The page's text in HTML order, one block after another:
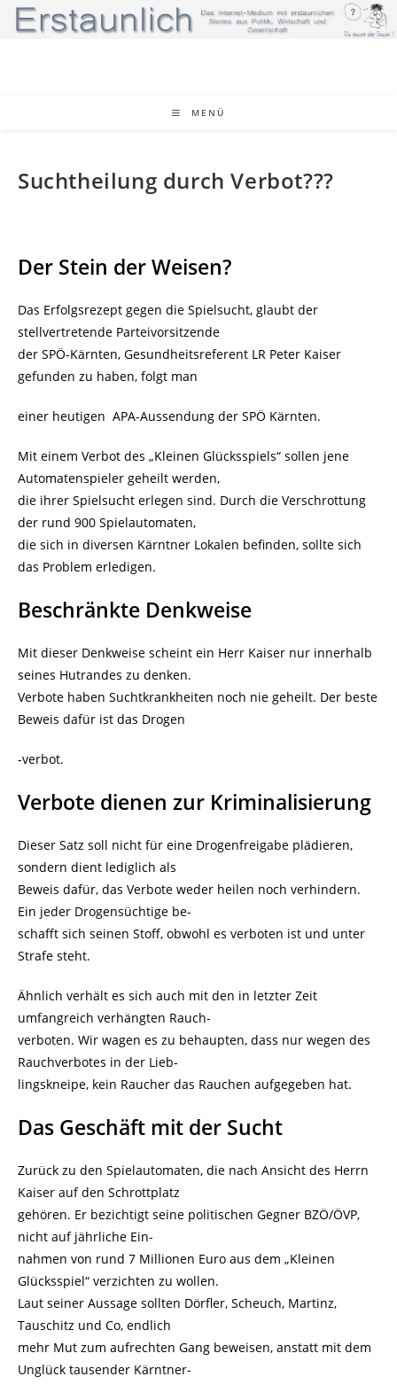
Zum
Inhalt
MENÜ
Suchtheilung durch Verbot???
Der Stein der Weisen?
Das Erfolgsrezept gegen die Spielsucht, glaubt der
stellvertretende Parteivorsitzende
der SPÖ-Kärnten, Gesundheitsreferent LR Peter Kaiser
gefunden zu haben, folgt man
einer heutigen APA-Aussendung der SPÖ Kärnten.
Mit einem Verbot des „Kleinen Glücksspiels“ sollen jene
Automatenspieler geheilt werden,
die ihrer Spielsucht erlegen sind. Durch die Verschrottung
der rund 900 Spielautomaten,
die sich in diversen Kärntner Lokalen befinden, sollte sich
das Problem erledigen.
Beschränkte Denkweise
Mit dieser Denkweise scheint ein Herr Kaiser nur innerhalb
seines Hutrandes zu denken.
Verbote haben Suchtkrankheiten noch nie geheilt. Der beste
Beweis dafür ist das Drogen
-verbot.
Verbote dienen zur Kriminalisierung
Dieser Satz soll nicht für eine Drogenfreigabe plädieren,
sondern dient lediglich als
Beweis dafür, das Verbote weder heilen noch verhindern.
Ein jeder Drogensüchtige be-
schafft sich seinen Stoff, obwohl es verboten ist und unter
Strafe steht.
Ähnlich verhält es sich auch mit den in letzter Zeit
umfangreich verhängten Rauch-
verboten. Wir wagen es zu behaupten, dass nur wegen des
Rauchverbotes in der Lieb-
lingskneipe, kein Raucher das Rauchen aufgegeben hat.
Das Geschäft mit der Sucht
Zurück zu den Spielautomaten, die nach Ansicht des Herrn
Kaiser auf den Schrottplatz
gehören. Er bezichtigt seine politischen Gegner BZÖ/ÖVP,
nicht auf jährliche Ein-
nahmen von rund 7 Millionen Euro aus dem „Kleinen
Glücksspiel“ verzichten zu wollen.
Laut seiner Aussage sollten Dörfler, Scheuch, Martinz,
Tauschitz und Co, endlich
mehr Mut zum aufrechten Gang beweisen, anstatt mit dem
Unglück tausender Kärntner-